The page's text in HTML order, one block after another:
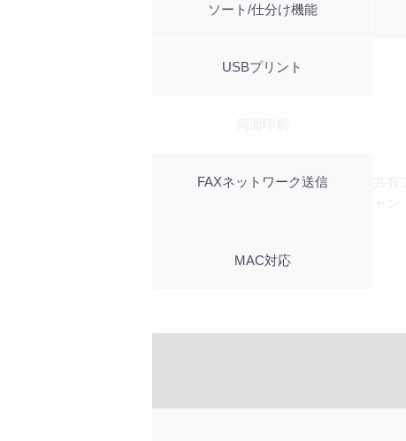
ソート/仕分け機能
USBプリント
FAXネットワーク送信
MAC対応